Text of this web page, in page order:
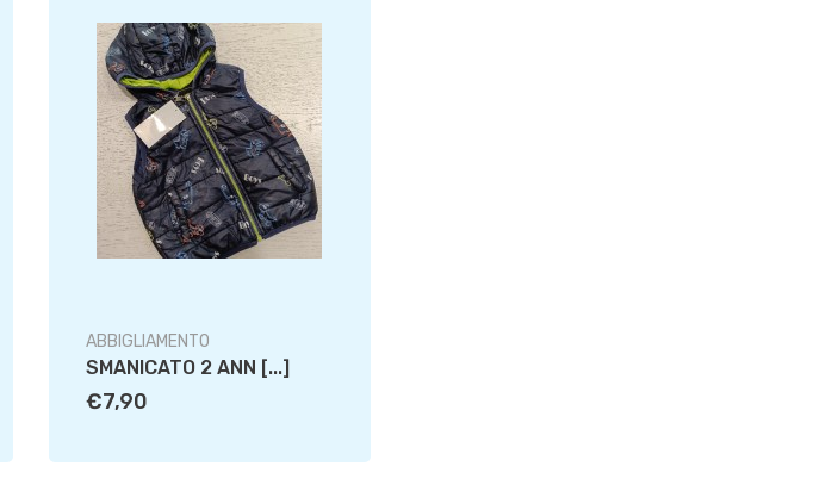
ABBIGLIAMENTO
SMANICATO 2 ANN [...]
€7,90